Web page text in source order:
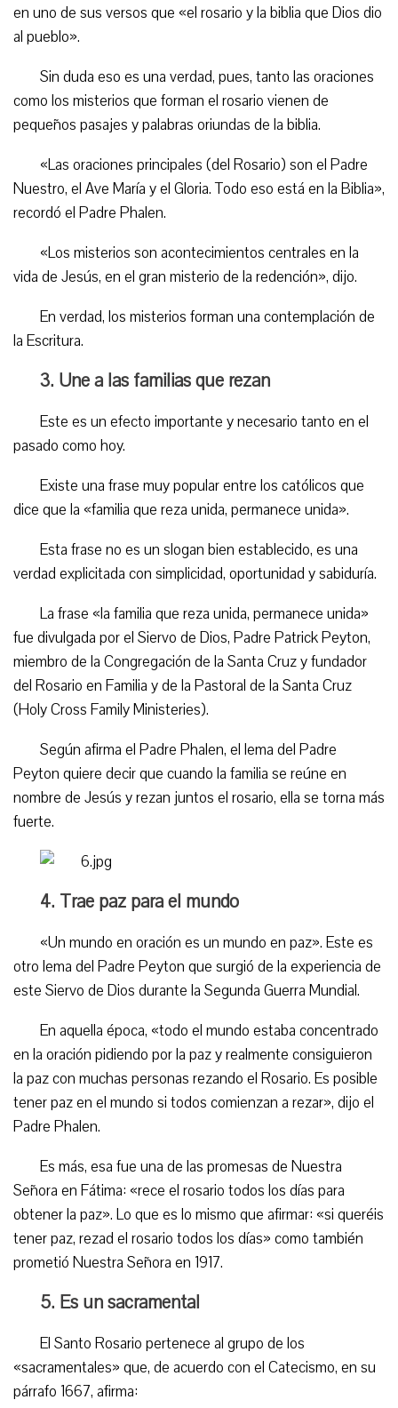
en uno de sus versos que «el rosario y la biblia que Dios dio
al pueblo».
Sin duda eso es una verdad, pues, tanto las oraciones
como los misterios que forman el rosario vienen de
pequeños pasajes y palabras oriundas de la biblia.
«Las oraciones principales (del Rosario) son el Padre
Nuestro, el Ave María y el Gloria. Todo eso está en la Biblia»,
recordó el Padre Phalen.
«Los misterios son acontecimientos centrales en la
vida de Jesús, en el gran misterio de la redención», dijo.
En verdad, los misterios forman una contemplación de
la Escritura.
3. Une a las familias que rezan
Este es un efecto importante y necesario tanto en el
pasado como hoy.
Existe una frase muy popular entre los católicos que
dice que la «familia que reza unida, permanece unida».
Esta frase no es un slogan bien establecido, es una
verdad explicitada con simplicidad, oportunidad y sabiduría.
La frase «la familia que reza unida, permanece unida»
fue divulgada por el Siervo de Dios, Padre Patrick Peyton,
miembro de la Congregación de la Santa Cruz y fundador
del Rosario en Familia y de la Pastoral de la Santa Cruz
(Holy Cross Family Ministeries).
Según afirma el Padre Phalen, el lema del Padre
Peyton quiere decir que cuando la familia se reúne en
nombre de Jesús y rezan juntos el rosario, ella se torna más
fuerte.
4. Trae paz para el mundo
«Un mundo en oración es un mundo en paz». Este es
otro lema del Padre Peyton que surgió de la experiencia de
este Siervo de Dios durante la Segunda Guerra Mundial.
En aquella época, «todo el mundo estaba concentrado
en la oración pidiendo por la paz y realmente consiguieron
la paz con muchas personas rezando el Rosario. Es posible
tener paz en el mundo si todos comienzan a rezar», dijo el
Padre Phalen.
Es más, esa fue una de las promesas de Nuestra
Señora en Fátima: «rece el rosario todos los días para
obtener la paz». Lo que es lo mismo que afirmar: «si queréis
tener paz, rezad el rosario todos los días» como también
prometió Nuestra Señora en 1917.
5. Es un sacramental
El Santo Rosario pertenece al grupo de los
«sacramentales» que, de acuerdo con el Catecismo, en su
párrafo 1667, afirma: